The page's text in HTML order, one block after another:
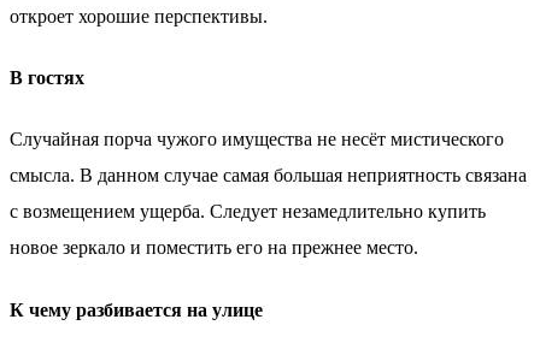
откроет хорошие перспективы.
В гостях
Случайная порча чужого имущества не несёт мистического
смысла. В данном случае самая большая неприятность связана
с возмещением ущерба. Следует незамедлительно купить
новое зеркало и поместить его на прежнее место.
К чему разбивается на улице